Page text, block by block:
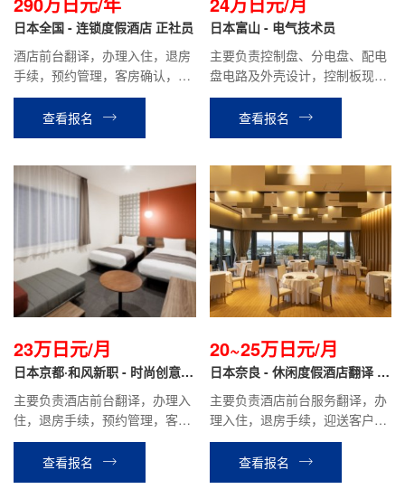
日本全国 - 连锁度假酒店 正社员
酒店前台翻译，办理入住，退房
手续，预约管理，客房确认，餐
厅接待等相关工作。
查看报名
日本富山 - 电气技术员
主要负责控制盘、分电盘、配电
盘电路及外壳设计，控制板现场
调试支持等相关工作。
查看报名
23万日元/月
日本京都·和风新职 - 时尚创意酒
店翻译 正社员
主要负责酒店前台翻译，办理入
住，退房手续，预约管理，客房
确认等相关工作。
查看报名
20~25万日元/月
日本奈良 - 休闲度假酒店翻译 正
社员
主要负责酒店前台服务翻译，办
理入住，退房手续，迎送客户，
酒店内设施介绍引导，餐厅服
务，客房整理等酒店安排的相关
工作。
查看报名